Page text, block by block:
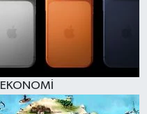
EKONOMİ